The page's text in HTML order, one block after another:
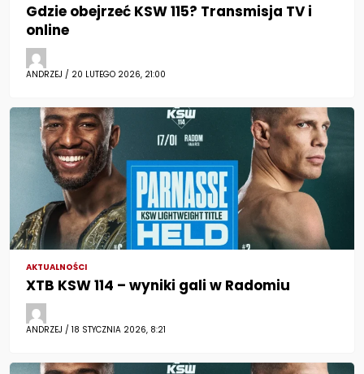
Gdzie obejrzeć KSW 115? Transmisja TV i
online
ANDRZEJ / 20 LUTEGO 2026, 21:00
AKTUALNOŚCI
XTB KSW 114 – wyniki gali w Radomiu
ANDRZEJ / 18 STYCZNIA 2026, 8:21